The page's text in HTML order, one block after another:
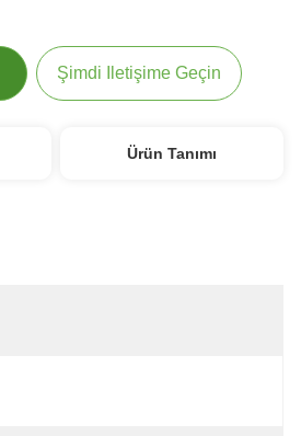
Şimdi Iletişime Geçin
Ürün Tanımı